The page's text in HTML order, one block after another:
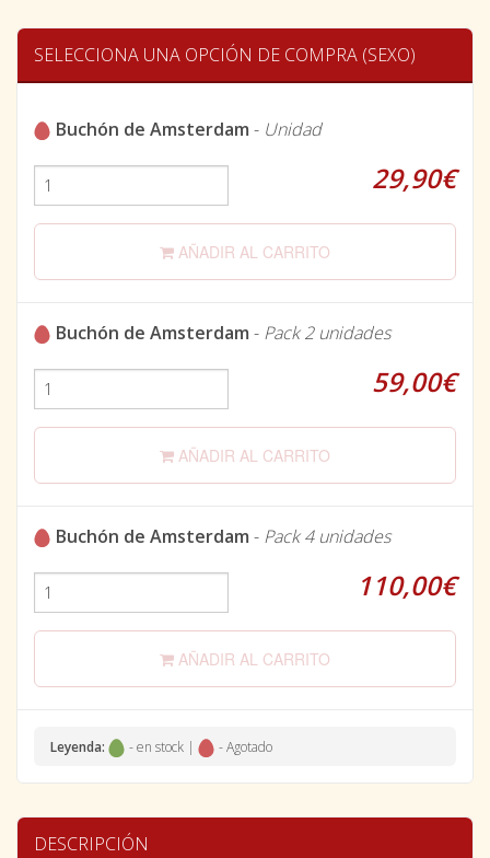
SELECCIONA UNA OPCIÓN DE COMPRA (SEXO)
Buchón de Amsterdam - Unidad
29,90€
AÑADIR AL CARRITO
Buchón de Amsterdam - Pack 2 unidades
59,00€
AÑADIR AL CARRITO
Buchón de Amsterdam - Pack 4 unidades
110,00€
AÑADIR AL CARRITO
Leyenda: - en stock | - Agotado
DESCRIPCIÓN